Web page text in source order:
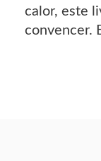
calor, este
convencer.